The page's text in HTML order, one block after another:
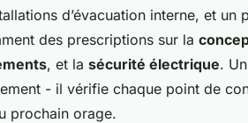
d’évacuation interne, et
des prescriptions sur la
, et la sécurité électrique.
- il vérifie chaque point de
prochain orage.